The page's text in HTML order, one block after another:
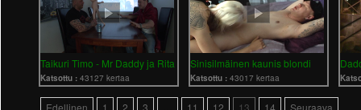
Taikuri Timo - Mr Daddy ja Rita
Katsottu :43127 kertaa
Sinisilmäinen kaunis blondi
Katsottu :43017 kertaa
Edellinen 1 2 3 11 12 13 14 Seuraava